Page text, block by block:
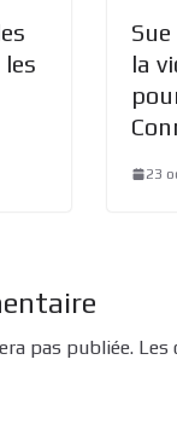
les
la
23
pas publiée. Les